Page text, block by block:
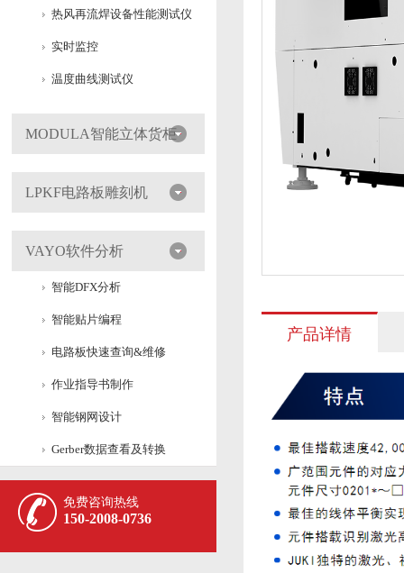
热风再流焊设备性能测试仪
实时监控
温度曲线测试仪
MODULA智能立体货柜
LPKF电路板雕刻机
VAYO软件分析
智能DFX分析
智能贴片编程
电路板快速查询&维修
作业指导书制作
智能钢网设计
Gerber数据查看及转换
免费咨询热线
150-2008-0736
产品详情